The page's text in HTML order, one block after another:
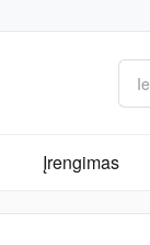
Įrengimas